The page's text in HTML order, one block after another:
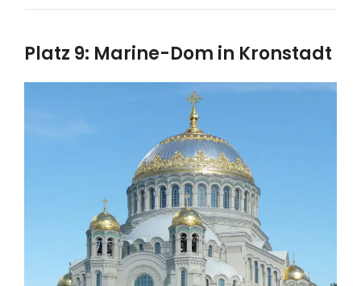
Platz 9: Marine-Dom in Kronstadt